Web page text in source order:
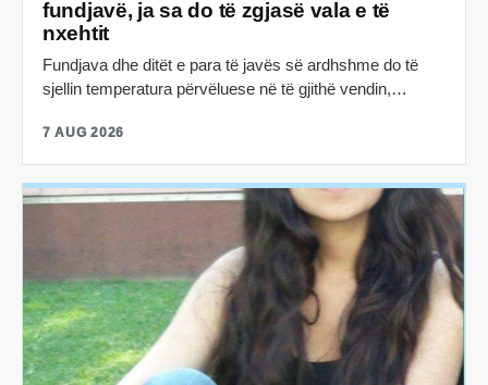
fundjavë, ja sa do të zgjasë vala e të
nxehtit
Fundjava dhe ditët e para të javës së ardhshme do të
sjellin temperatura përvëluese në të gjithë vendin,…
7 AUG 2026